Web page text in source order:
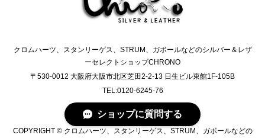
クロムハーツ、スタンリーゲス、STRUM、ガボールなどのシルバー＆レザ
ーセレクトショップCHRONO
〒530-0012 大阪府大阪市北区芝田2-2-13 日生ビル東館1F-105B
TEL:0120-6245-76
COPYRIGHT © クロムハーツ、スタンリーゲス、STRUM、ガボールなどの
ショップに質問する